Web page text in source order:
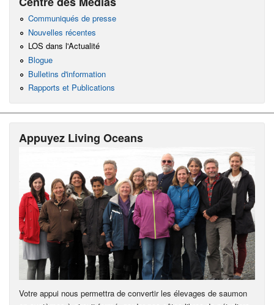
Communiqués de presse
Nouvelles récentes
LOS dans l'Actualité
Blogue
Bulletins d'information
Rapports et Publications
Appuyez Living Oceans
Votre appui nous permettra de convertir les élevages de saumon